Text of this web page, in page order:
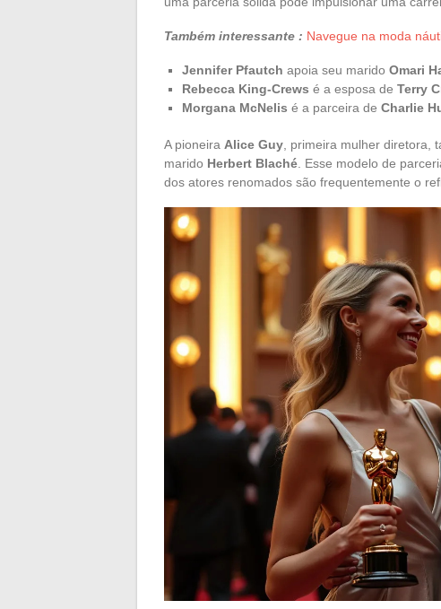
Também interessante : Navegue na moda
Jennifer Pfautch apoia seu marido Omari
Rebecca King-Crews é a esposa de Terry
Morgana McNelis é a parceira de Charlie
A pioneira Alice Guy , primeira mulher diretora,
marido Herbert Blaché . Esse modelo de
dos atores renomados são frequentemente o